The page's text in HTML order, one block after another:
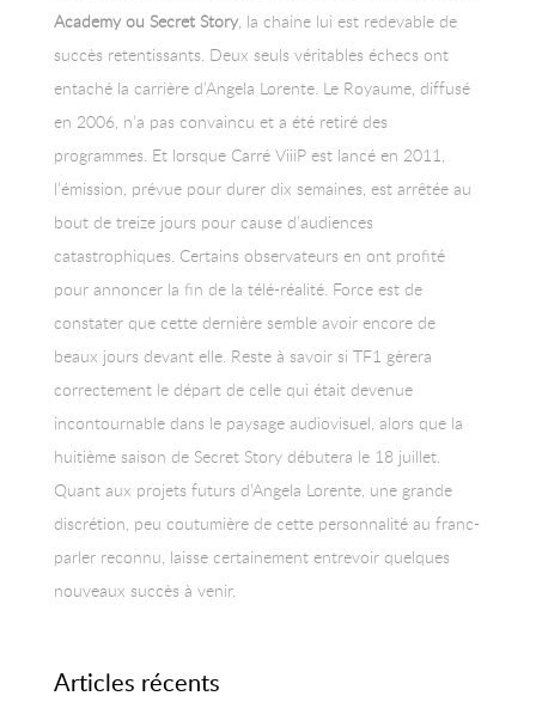
Academy ou Secret Story, la chaine lui est redevable de
succès retentissants. Deux seuls véritables échecs ont
entaché la carrière d’Angela Lorente. Le Royaume, diffusé
en 2006, n’a pas convaincu et a été retiré des
programmes. Et lorsque Carré ViiiP est lancé en 2011,
l’émission, prévue pour durer dix semaines, est arrêtée au
bout de treize jours pour cause d’audiences
catastrophiques. Certains observateurs en ont profité
pour annoncer la fin de la télé-réalité. Force est de
constater que cette dernière semble avoir encore de
beaux jours devant elle. Reste à savoir si TF1 gèrera
correctement le départ de celle qui était devenue
incontournable dans le paysage audiovisuel, alors que la
huitième saison de Secret Story débutera le 18 juillet.
Quant aux projets futurs d’Angela Lorente, une grande
discrétion, peu coutumière de cette personnalité au franc-
parler reconnu, laisse certainement entrevoir quelques
nouveaux succès à venir.
Articles récents